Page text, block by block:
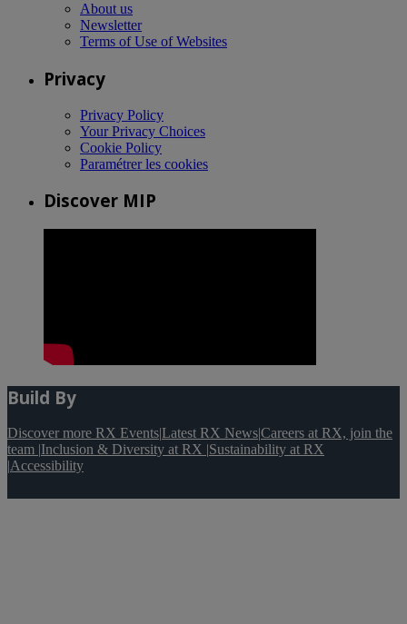
About us
Newsletter
Terms of Use of Websites
Privacy
Privacy Policy
Your Privacy Choices
Cookie Policy
Paramétrer les cookies
Discover MIP
Build By
Discover more RX Events|Latest RX News|Careers at RX, join the
team |Inclusion & Diversity at RX |Sustainability at RX
|Accessibility